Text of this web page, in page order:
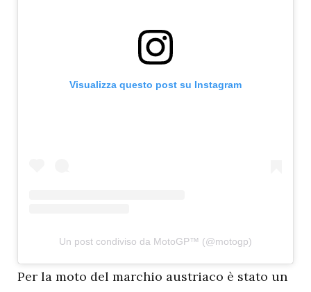
Visualizza questo post su Instagram
Un post condiviso da MotoGP™ (@motogp)
Per la moto del marchio austriaco è stato un